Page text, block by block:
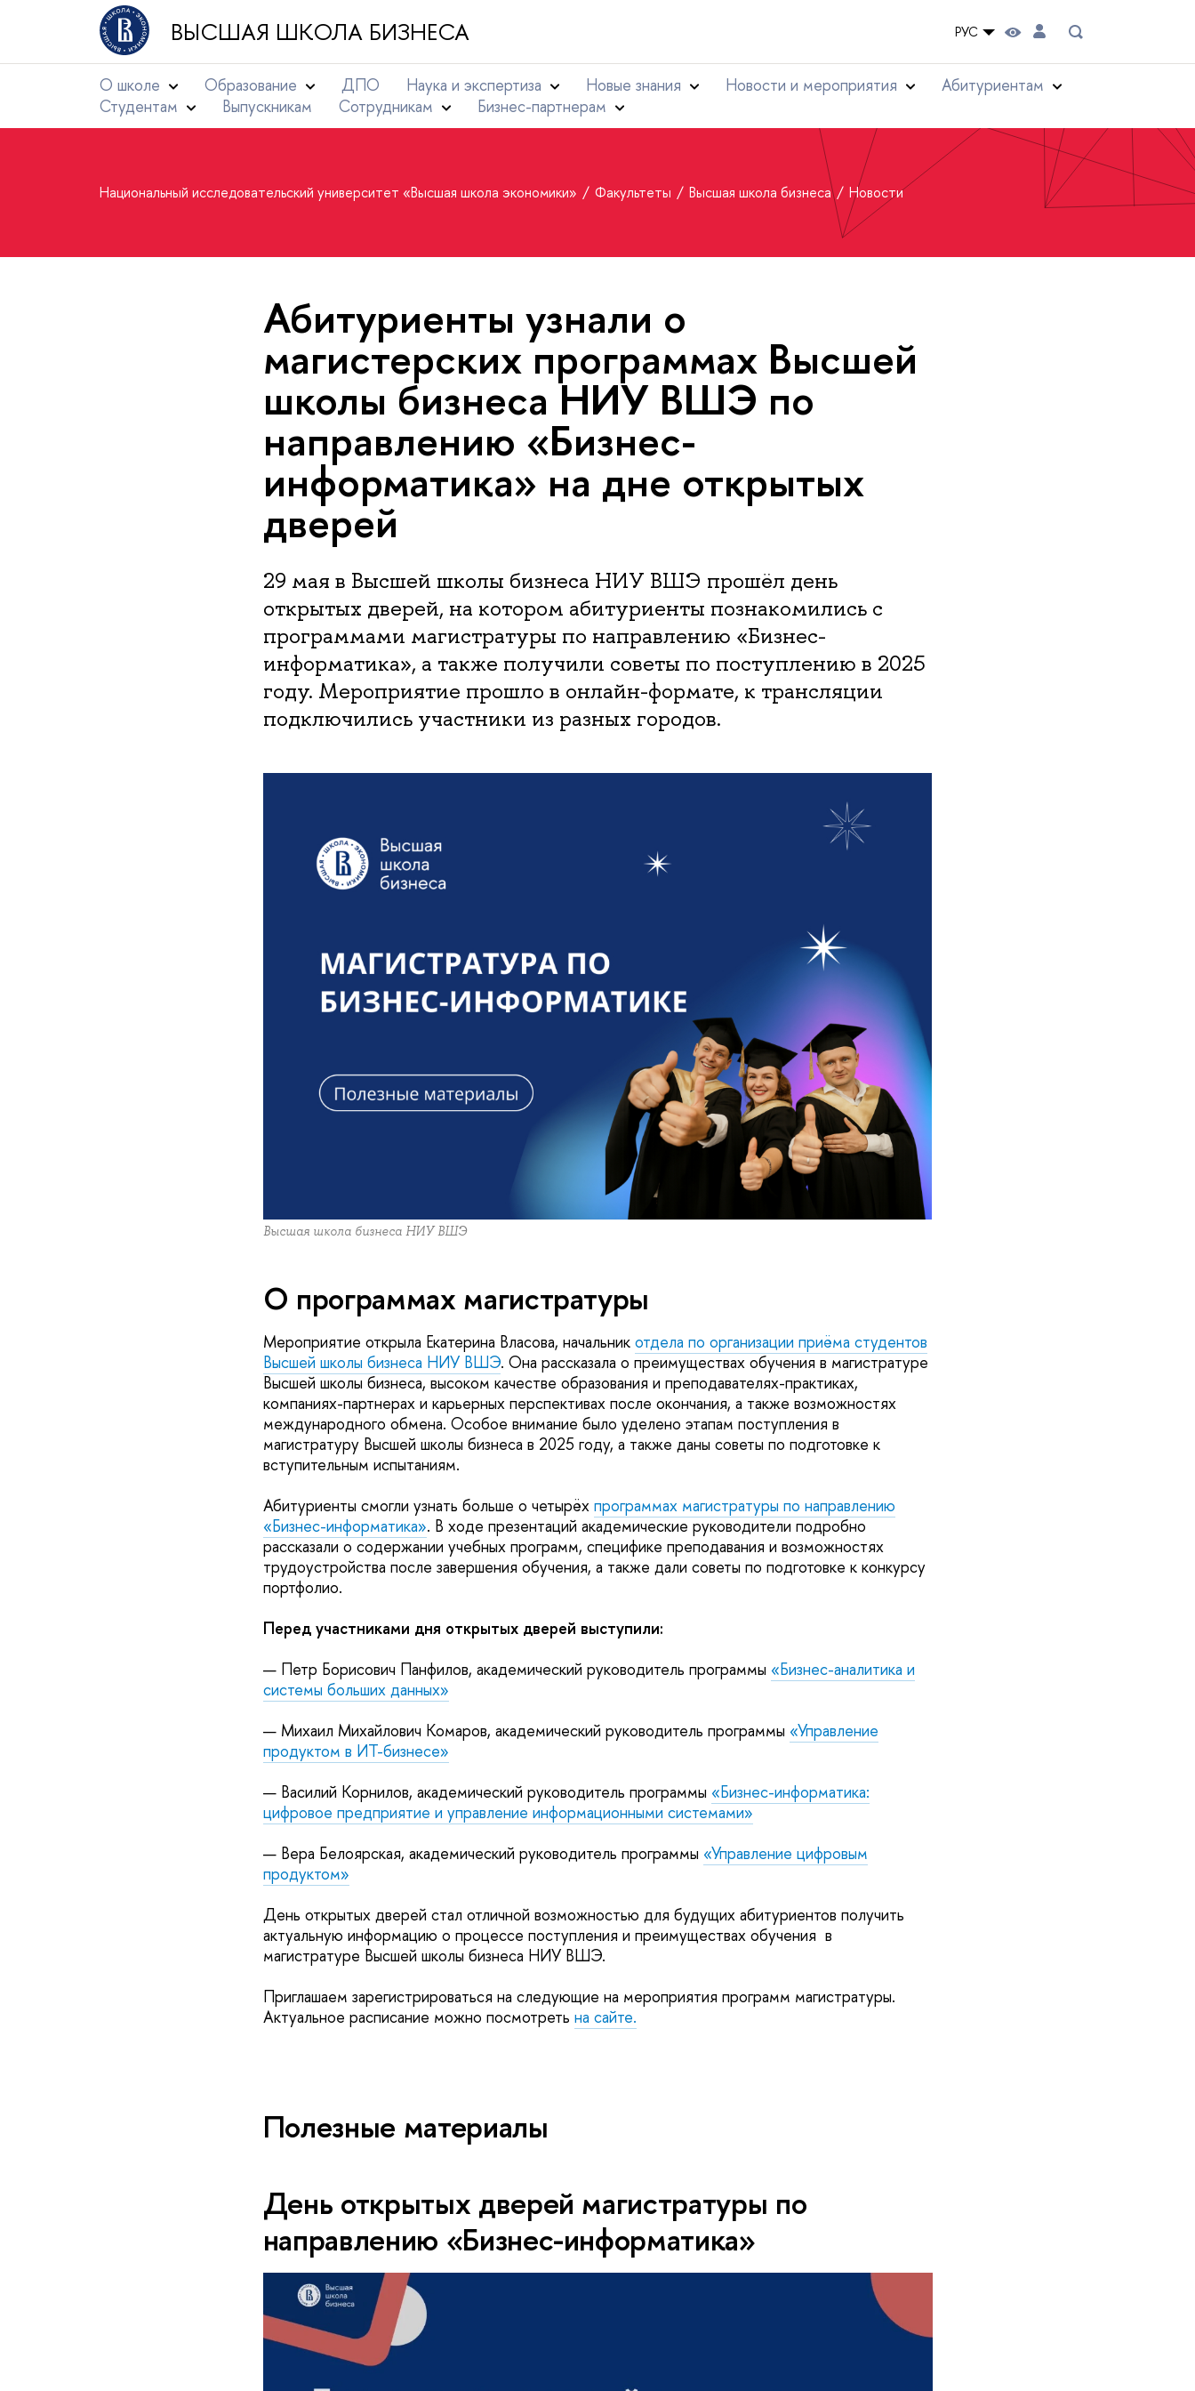
ВЫСШАЯ ШКОЛА БИЗНЕСА РУС
О школе Образование ДПО Наука и экспертиза Новые знания Новости и мероприятия
Абитуриентам
Студентам
Выпускникам Сотрудникам Бизнес-партнерам
Национальный исследовательский университет «Высшая школа экономики» Факультеты Высшая школа бизнеса Новости
Абитуриенты узнали о
магистерских программах Высшей
школы бизнеса НИУ ВШЭ по
направлению «Бизнес-
информатика» на дне открытых
дверей
29 мая в Высшей школы бизнеса НИУ ВШЭ прошёл день
открытых дверей, на котором абитуриенты познакомились с
программами магистратуры по направлению «Бизнес-
информатика», а также получили советы по поступлению в 2025
году. Мероприятие прошло в онлайн-формате, к трансляции
подключились участники из разных городов.
Высшая школа бизнеса НИУ ВШЭ
О программах магистратуры
Мероприятие открыла Екатерина Власова, начальник отдела по организации приёма студентов
Высшей школы бизнеса НИУ ВШЭ. Она рассказала о преимуществах обучения в магистратуре
Высшей школы бизнеса, высоком качестве образования и преподавателях-практиках,
компаниях-партнерах и карьерных перспективах после окончания, а также возможностях
международного обмена. Особое внимание было уделено этапам поступления в
магистратуру Высшей школы бизнеса в 2025 году, а также даны советы по подготовке к
вступительным испытаниям.
Абитуриенты смогли узнать больше о четырёх программах магистратуры по направлению
«Бизнес-информатика». В ходе презентаций академические руководители подробно
рассказали о содержании учебных программ, специфике преподавания и возможностях
трудоустройства после завершения обучения, а также дали советы по подготовке к конкурсу
портфолио.
Перед участниками дня открытых дверей выступили:
— Петр Борисович Панфилов, академический руководитель программы «Бизнес-аналитика и
системы больших данных»
— Михаил Михайлович Комаров, академический руководитель программы «Управление
продуктом в ИТ-бизнесе»
— Василий Корнилов, академический руководитель программы «Бизнес-информатика:
цифровое предприятие и управление информационными системами»
— Вера Белоярская, академический руководитель программы «Управление цифровым
продуктом»
День открытых дверей стал отличной возможностью для будущих абитуриентов получить
актуальную информацию о процессе поступления и преимуществах обучения в
магистратуре Высшей школы бизнеса НИУ ВШЭ.
Приглашаем зарегистрироваться на следующие на мероприятия программ магистратуры.
Актуальное расписание можно посмотреть на сайте.
Полезные материалы
День открытых дверей магистратуры по
направлению «Бизнес-информатика»